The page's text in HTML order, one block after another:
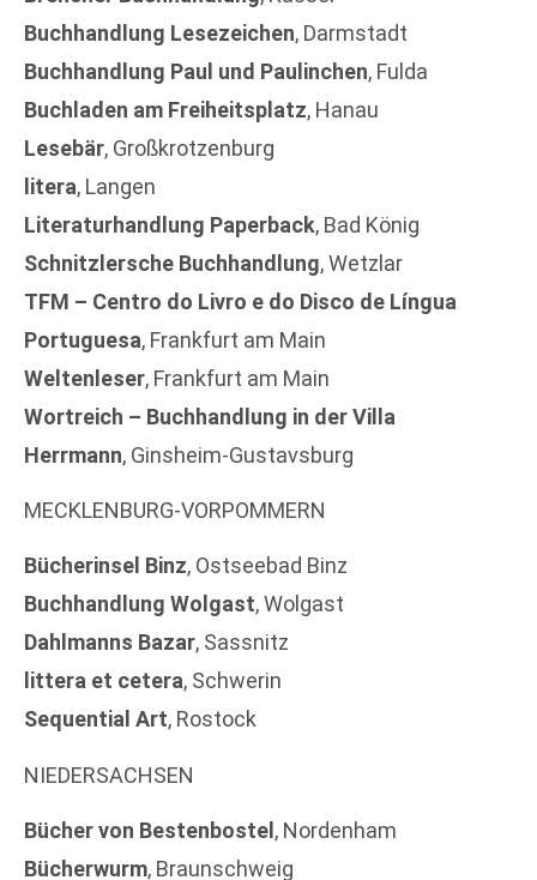
Buchhandlung Lesezeichen, Darmstadt
Buchhandlung Paul und Paulinchen, Fulda
Buchladen am Freiheitsplatz, Hanau
Lesebär, Großkrotzenburg
litera, Langen
Literaturhandlung Paperback, Bad König
Schnitzlersche Buchhandlung, Wetzlar
TFM – Centro do Livro e do Disco de Língua
Portuguesa, Frankfurt am Main
Weltenleser, Frankfurt am Main
Wortreich – Buchhandlung in der Villa
Herrmann, Ginsheim-Gustavsburg
MECKLENBURG-VORPOMMERN
Bücherinsel Binz, Ostseebad Binz
Buchhandlung Wolgast, Wolgast
Dahlmanns Bazar, Sassnitz
littera et cetera, Schwerin
Sequential Art, Rostock
NIEDERSACHSEN
Bücher von Bestenbostel , Nordenham
Bücherwurm, Braunschweig